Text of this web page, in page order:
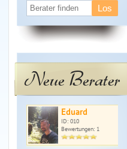
Neue Berater
Eduard
ID: 010
Bewertungen: 1